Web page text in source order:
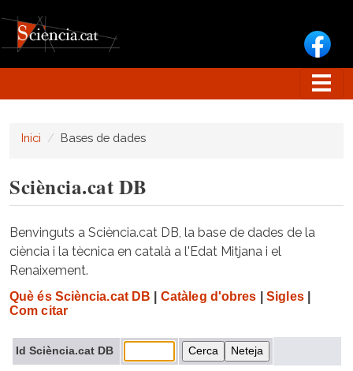
Inici Bases de dades
Sciència.cat DB
Benvinguts a Sciència.cat DB, la base de dades de la
ciència i la tècnica en català a l'Edat Mitjana i el
Renaixement.
Què és Sciència.cat DB Catàleg d'obres Sigles|
Com citar
Id Sciència.cat DB